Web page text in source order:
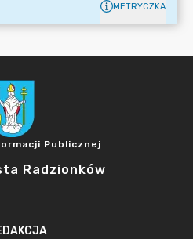
METRYCZKA
Publicznej
Radzionków